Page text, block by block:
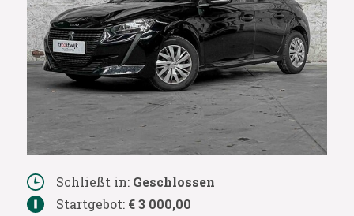
Schließt in: Geschlossen
Startgebot: € 3 000,00